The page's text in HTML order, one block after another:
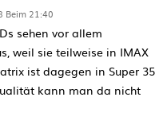
Beim 21:40
sehen vor allem
weil sie teilweise in IMAX
ist dagegen in Super 35
kann man da nicht